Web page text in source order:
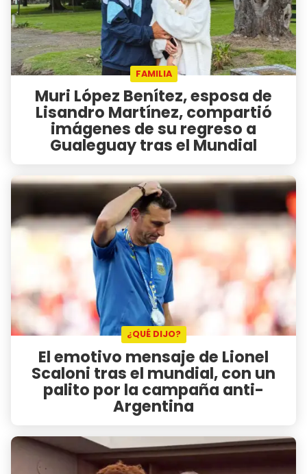
FAMILIA
Muri López Benítez, esposa de
Lisandro Martínez, compartió
imágenes de su regreso a
Gualeguay tras el Mundial
¿QUÉ DIJO?
El emotivo mensaje de Lionel
Scaloni tras el mundial, con un
palito por la campaña anti-
Argentina